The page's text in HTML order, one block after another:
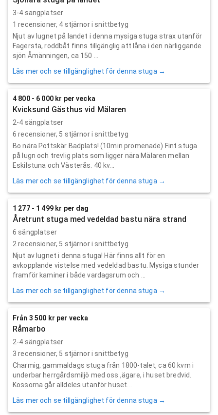
3-4 sängplatser
1 recensioner, 4 stjärnor i snittbetyg
Njut av lugnet på landet i denna mysiga stuga strax utanför
Fagersta, roddbåt finns tillgänglig att låna i den närliggande
sjön Åmänningen, ca 150 ...
Läs mer och se tillgänglighet för denna stuga →
4 800 - 6 000 kr per vecka
Kvicksund Gästhus vid Mälaren
2-4 sängplatser
6 recensioner, 5 stjärnor i snittbetyg
Bo nära Pottskär Badplats! (10min promenade) Fint stuga
på lugn och trevlig plats som ligger nära Mälaren mellan
Eskilstuna och Västerås. 40 kv...
Läs mer och se tillgänglighet för denna stuga →
1 277 - 1 499 kr per dag
Åretrunt stuga med vedeldad bastu nära strand
6 sängplatser
2 recensioner, 5 stjärnor i snittbetyg
Njut av lugnet i denna stuga! Här finns allt för en
avkopplande vistelse med vedeldad bastu. Mysiga stunder
framför kaminer i både vardagsrum och ...
Läs mer och se tillgänglighet för denna stuga →
Från 3 500 kr per vecka
Råmarbo
2-4 sängplatser
3 recensioner, 5 stjärnor i snittbetyg
Charmig, gammaldags stuga från 1800-talet, ca 60 kvm i
underbar herrgårdsmiljö med oss ,ägare, i huset bredvid.
Kossorna går alldeles utanför huset...
Läs mer och se tillgänglighet för denna stuga →